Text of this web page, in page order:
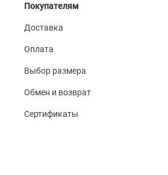
Покупателям
Доставка
Оплата
Выбор размера
Обмен и возврат
Сертификаты